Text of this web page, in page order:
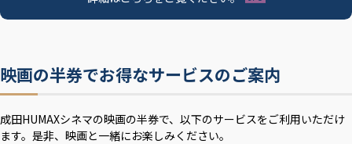
映画の半券でお得なサービスのご案内
成田HUMAXシネマの映画の半券で、以下のサービスをご利用いただけ
ます。是非、映画と一緒にお楽しみください。